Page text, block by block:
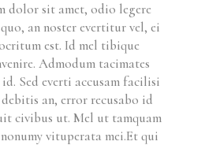
dolor sit amet, odio legere
an noster evertitur vel, ei
est. Id mel tibique
Admodum tacimates
Sed everti accusam facilisi
debitis an, error recusabo id
civibus ut. Mel ut tamquam
vituperata mei.Et qui